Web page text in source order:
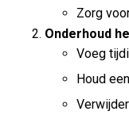
Zorg
Onderhoud
Voeg
Houd